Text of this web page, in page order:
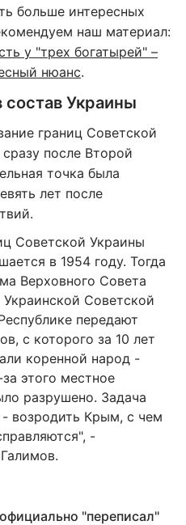
больше интересных
наш материал:
у "трех богатырей" –
нюанс.
Украины
границ Советской
после Второй
точка была
лет после
Советской Украины
в 1954 году. Тогда
Верховного Совета
Советской
передают
с которого за 10 лет
коренной народ -
этого местное
разрушено. Задача
возродить Крым, с чем
-
"переписал"